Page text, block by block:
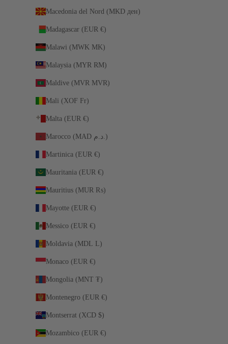
Macedonia del Nord (MKD ден)
Madagascar (EUR €)
Malawi (MWK MK)
Malaysia (MYR RM)
Maldive (MVR MVR)
Mali (XOF Fr)
Malta (EUR €)
Marocco (MAD د.م.)
Martinica (EUR €)
Mauritania (EUR €)
Mauritius (MUR ₨)
Mayotte (EUR €)
Messico (EUR €)
Moldavia (MDL L)
Monaco (EUR €)
Mongolia (MNT ₮)
Montenegro (EUR €)
Montserrat (XCD $)
Mozambico (EUR €)